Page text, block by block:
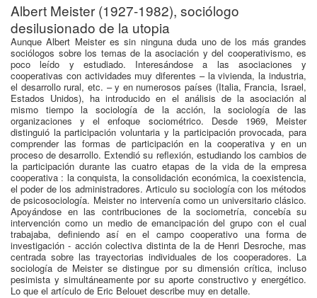
Albert Meister (1927-1982), sociólogo
desilusionado de la utopia
Aunque Albert Meister es sin ninguna duda uno de los más grandes
sociólogos sobre los temas de la asociación y del cooperativismo, es
poco leído y estudiado. Interesándose a las asociaciones y
cooperativas con actividades muy diferentes – la vivienda, la industria,
el desarrollo rural, etc. – y en numerosos países (Italia, Francia, Israel,
Estados Unidos), ha introducido en el análisis de la asociación al
mismo tiempo la sociología de la acción, la sociología de las
organizaciones y el enfoque sociométrico. Desde 1969, Meister
distinguió la participación voluntaria y la participación provocada, para
comprender las formas de participación en la cooperativa y en un
proceso de desarrollo. Extendió su reflexión, estudiando los cambios de
la participación durante las cuatro etapas de la vida de la empresa
cooperativa : la conquista, la consolidación económica, la coexistencia,
el poder de los administradores. Articulo su sociología con los métodos
de psicosociología. Meister no intervenía como un universitario clásico.
Apoyándose en las contribuciones de la sociometría, concebía su
intervención como un medio de emancipación del grupo con el cual
trabajaba, definiendo así en el campo cooperativo una forma de
investigación - acción colectiva distinta de la de Henri Desroche, mas
centrada sobre las trayectorias individuales de los cooperadores. La
sociología de Meister se distingue por su dimensión crítica, incluso
pesimista y simultáneamente por su aporte constructivo y energético.
Lo que el artículo de Eric Belouet describe muy en detalle.